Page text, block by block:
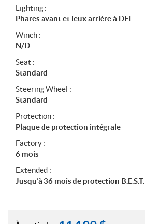
Lighting :
Phares avant et feux arrière à DEL
Winch :
N/D
Seat :
Standard
Steering Wheel :
Standard
Protection :
Plaque de protection intégrale
Factory :
6 mois
Extended :
Jusqu’à 36 mois de protection B.E.S.T.